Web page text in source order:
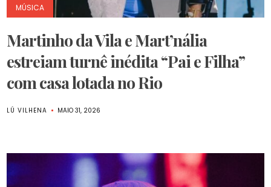
MÚSICA
Martinho da Vila e Mart’nália
estreiam turnê inédita “Pai e Filha”
com casa lotada no Rio
LÚ VILHENA MAIO 31, 2026